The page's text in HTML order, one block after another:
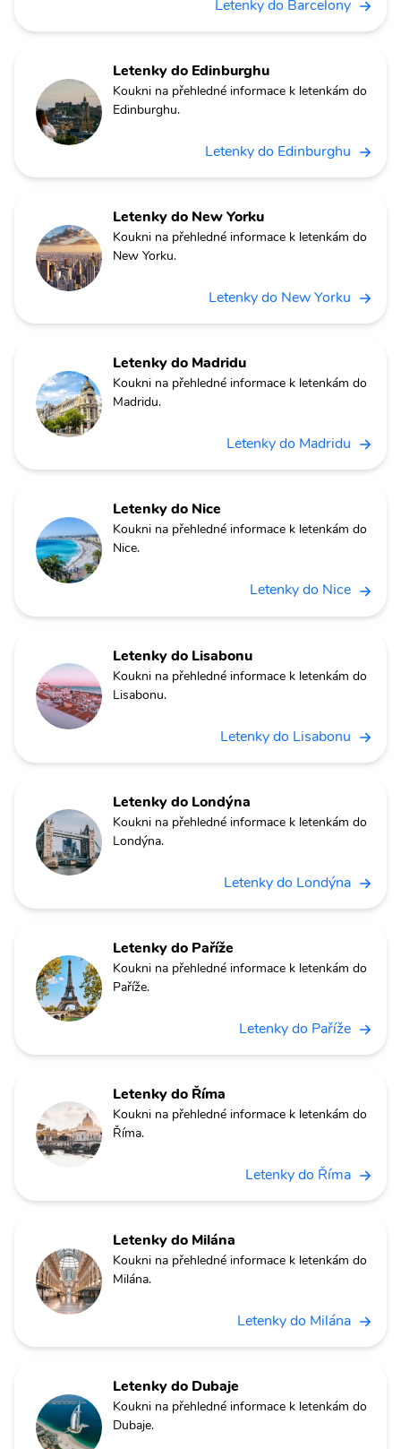
Letenky do Barcelony
Letenky do Edinburghu
Koukni na přehledné informace k letenkám do
Edinburghu.
Letenky do Edinburghu
Letenky do New Yorku
Koukni na přehledné informace k letenkám do
New Yorku.
Letenky do New Yorku
Letenky do Madridu
Koukni na přehledné informace k letenkám do
Madridu.
Letenky do Madridu
Letenky do Nice
Koukni na přehledné informace k letenkám do
Nice.
Letenky do Nice
Letenky do Lisabonu
Koukni na přehledné informace k letenkám do
Lisabonu.
Letenky do Lisabonu
Letenky do Londýna
Koukni na přehledné informace k letenkám do
Londýna.
Letenky do Londýna
Letenky do Paříže
Koukni na přehledné informace k letenkám do
Paříže.
Letenky do Paříže
Letenky do Říma
Koukni na přehledné informace k letenkám do
Říma.
Letenky do Říma
Letenky do Milána
Koukni na přehledné informace k letenkám do
Milána.
Letenky do Milána
Letenky do Dubaje
Koukni na přehledné informace k letenkám do
Dubaje.